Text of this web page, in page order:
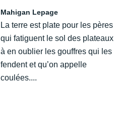
Mahigan Lepage
La terre est plate pour les pères
qui fatiguent le sol des plateaux
à en oublier les gouffres qui les
fendent et qu’on appelle
coulées....